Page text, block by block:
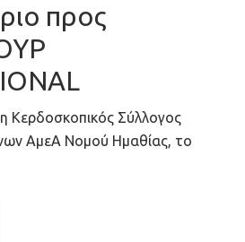
προς
Κερδοσκοπικός Σύλλογος
ΑμεΑ Νομού Ημαθίας, το